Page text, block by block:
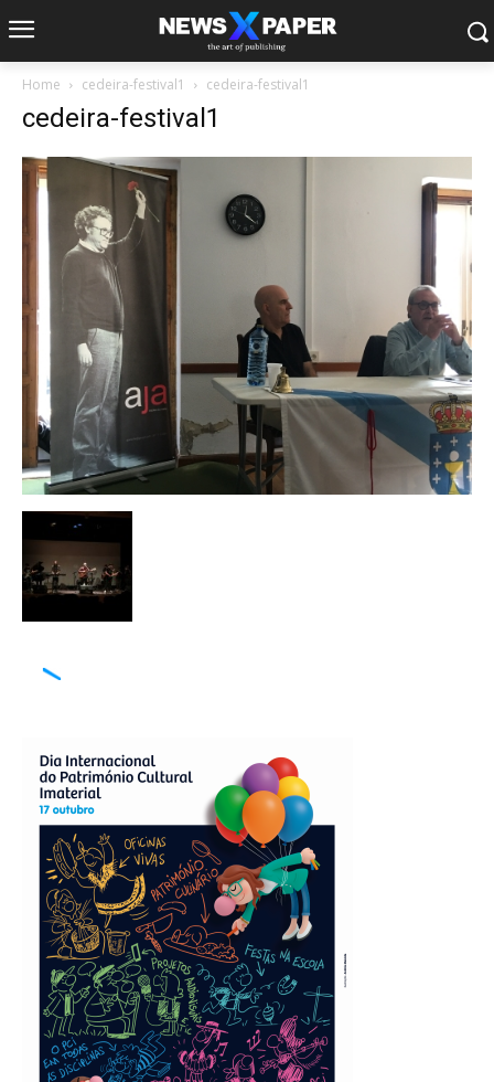
Home cedeira-festival1 cedeira-festival1
cedeira-festival1